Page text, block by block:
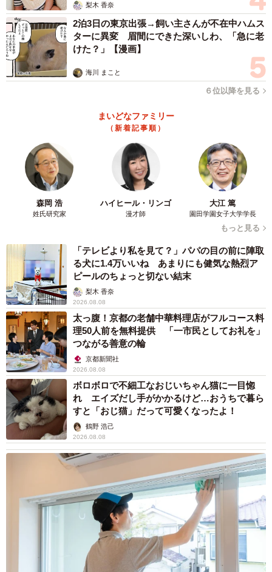
梨木 香奈
2泊3日の東京出張→飼い主さんが不在中ハムス
ターに異変 眉間にできた深いしわ、「急に老
けた？」【漫画】
海川 まこと
６位以降を見る
まいどなファミリー
（新着記事順）
森岡 浩
姓氏研究家
ハイヒール・リンゴ
漫才師
大江 篤
園田学園女子大学学長
もっと見る
「テレビより私を見て？」パパの目の前に陣取
る犬に1.4万いいね あまりにも健気な熱烈ア
ピールのちょっと切ない結末
梨木 香奈
2026.08.08
太っ腹！京都の老舗中華料理店がフルコース料
理50人前を無料提供 「一市民としてお礼を」
つながる善意の輪
京都新聞社
2026.08.08
ボロボロで不細工なおじいちゃん猫に一目惚
れ エイズだし手がかかるけど…おうちで暮ら
すと「おじ猫」だって可愛くなったよ！
鶴野 浩己
2026.08.08